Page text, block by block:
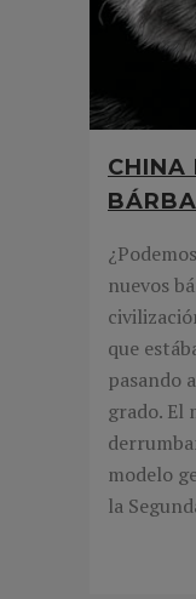
CHINA
nuevos
que
pasando
grado. El
modelo
la